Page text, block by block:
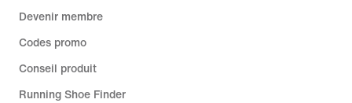
Devenir membre
Codes promo
Conseil produit
Running Shoe Finder